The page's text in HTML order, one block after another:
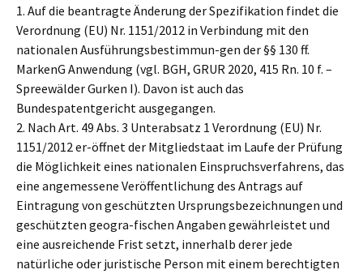
1. Auf die beantragte Änderung der Spezifikation findet die
Verordnung (EU) Nr. 1151/2012 in Verbindung mit den
nationalen Ausführungsbestimmun-gen der §§ 130 ff.
MarkenG Anwendung (vgl. BGH, GRUR 2020, 415 Rn. 10 f. –
Spreewälder Gurken I). Davon ist auch das
Bundespatentgericht ausgegangen.
2. Nach Art. 49 Abs. 3 Unterabsatz 1 Verordnung (EU) Nr.
1151/2012 er-öffnet der Mitgliedstaat im Laufe der Prüfung
die Möglichkeit eines nationalen Einspruchsverfahrens, das
eine angemessene Veröffentlichung des Antrags auf
Eintragung von geschützten Ursprungsbezeichnungen und
geschützten geogra-fischen Angaben gewährleistet und
eine ausreichende Frist setzt, innerhalb derer jede
natürliche oder juristische Person mit einem berechtigten